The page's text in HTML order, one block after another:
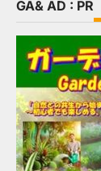
GA& AD : PR